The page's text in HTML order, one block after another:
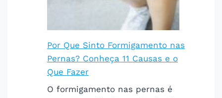
Por Que Sinto Formigamento nas
Pernas? Conheça 11 Causas e o
Que Fazer
O formigamento nas pernas é